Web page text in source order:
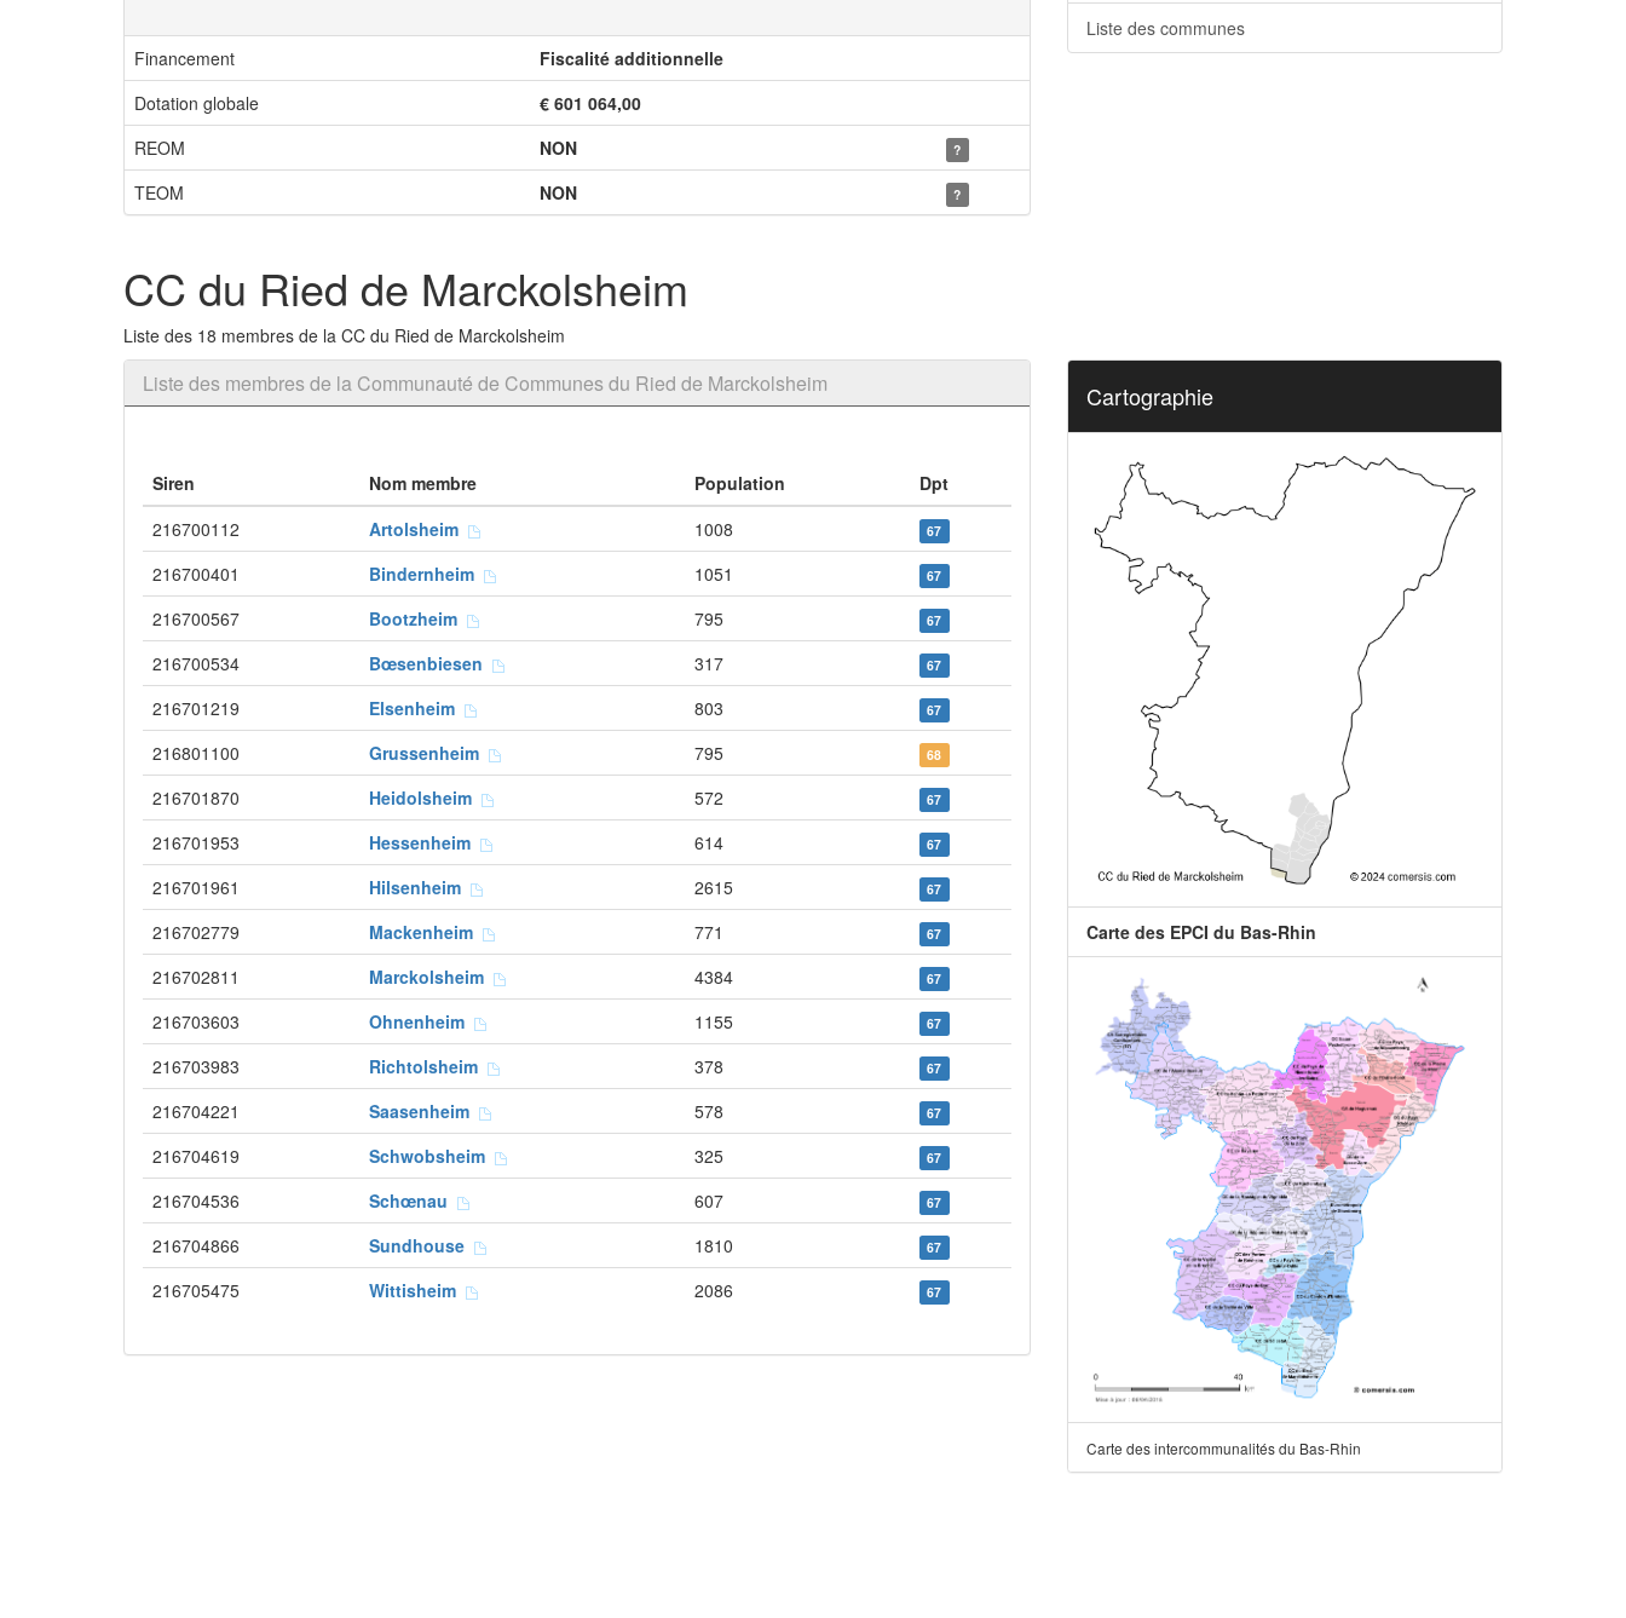
Financement
Fiscalité additionnelle
Dotation globale
€ 601 064,00
REOM
NON ?
TEOM NON ?
Liste des communes
CC du Ried de Marckolsheim
Liste des 18 membres de la CC du Ried de Marckolsheim
Liste des membres de la Communauté de Communes du Ried de Marckolsheim
Siren Nom membre Population
Dpt
216700112
Artolsheim 1008 67
216700401 Bindernheim 1051 67
216700567 Bootzheim 795 67
216700534 Bœsenbiesen 317 67
216701219 Elsenheim 803 67
216801100 Grussenheim 795 68
216701870 Heidolsheim 572 67
216701953 Hessenheim 614 67
216701961 Hilsenheim 2615 67
216702779 Mackenheim 771 67
216702811 Marckolsheim 4384 67
216703603 Ohnenheim 1155 67
216703983 Richtolsheim 378 67
216704221 Saasenheim 578 67
216704619 Schwobsheim 325 67
216704536 Schœnau 607 67
216704866 Sundhouse 1810 67
216705475 Wittisheim 2086 67
Cartographie
Carte des EPCI du Bas-Rhin
Carte des intercommunalités du Bas-Rhin